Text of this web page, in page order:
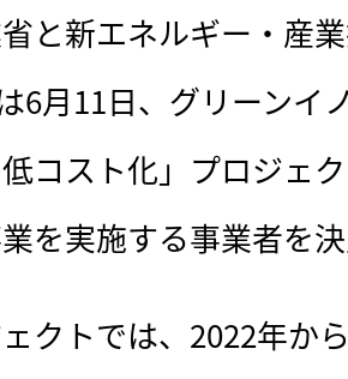
と新エネルギー・産
は6月11日、グリーン
コスト化」プロジェ
を実施する事業者を
クトでは、 2022年か